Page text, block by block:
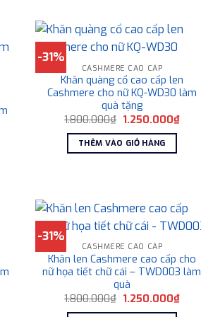
-31%
CASHMERE CAO CẤP
Khăn quàng cổ cao cấp len
Cashmere cho nữ KQ-WD30 làm
quà tặng
1.800.000₫ Giá
là:
1.800.000₫.
1.250.000₫Giá
THÊM VÀO GIỎ HÀNG
-31%
CASHMERE CAO CẤP
Khăn len Cashmere cao cấp cho
nữ họa tiết chữ cái – TWD003 làm
quà
1.800.000₫ Giá
1.250.000₫Giá